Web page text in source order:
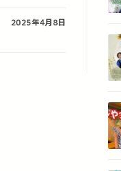
2025年4月8日